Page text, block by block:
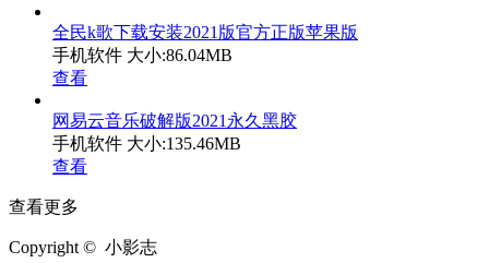
全民k歌下载安装2021版官方正版苹果版
手机软件 大小:86.04MB
查看
网易云音乐破解版2021永久黑胶
手机软件 大小:135.46MB
查看
查看更多
Copyright © 小影志